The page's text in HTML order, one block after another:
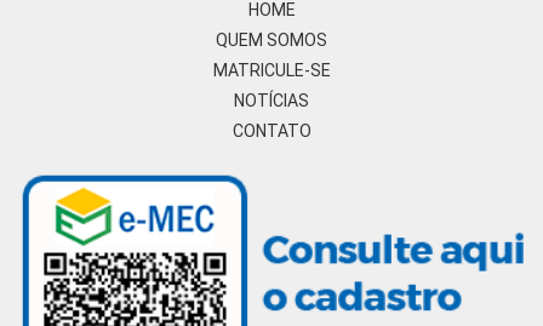
HOME
QUEM SOMOS
MATRICULE-SE
NOTÍCIAS
CONTATO